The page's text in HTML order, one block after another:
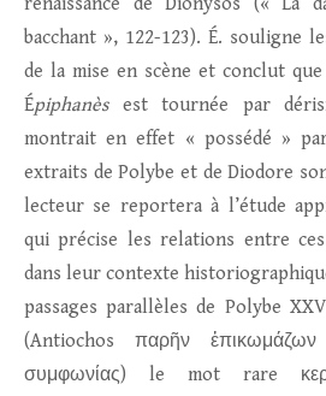
bacchant », 122-123). É. souligne
de la mise en scène et conclut
Épiphanès est tournée par
montrait en effet « possédé »
extraits de Polybe et de Diodore
lecteur se reportera à l’étude
qui précise les relations entre
dans leur contexte
passages parallèles de Polybe
(Antiochos παρῆν ἐπικωμάζων
συμφωνίας) le mot rare